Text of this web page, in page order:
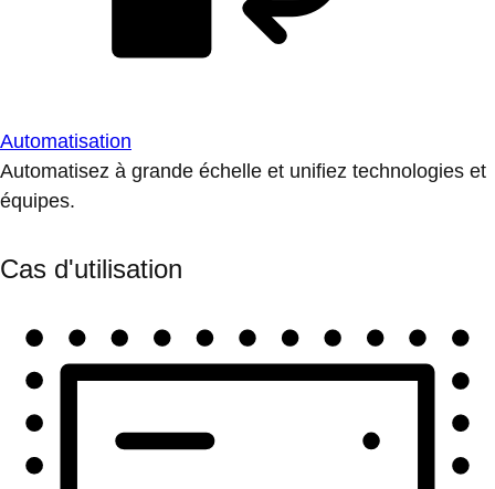
Automatisation
Automatisez à grande échelle et unifiez technologies et
équipes.
Cas d'utilisation